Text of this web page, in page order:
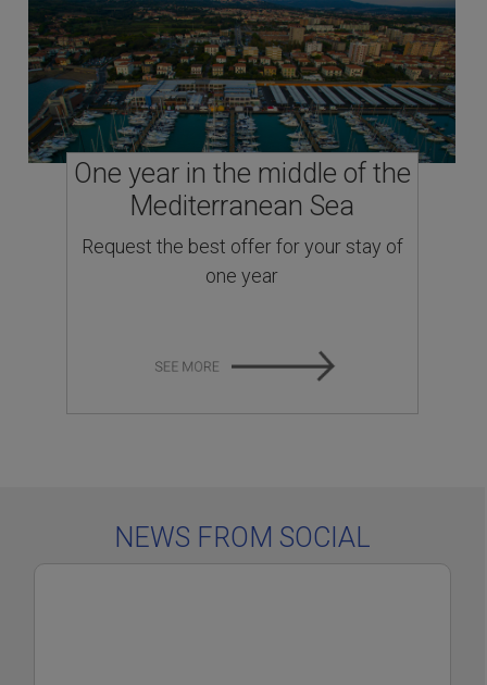
One year in the middle of the
Mediterranean Sea
Request the best offer for your stay of
one year
NEWS FROM SOCIAL